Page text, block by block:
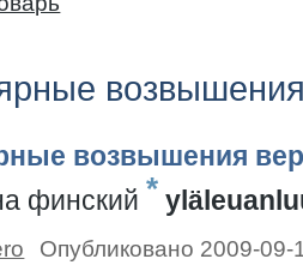
возвышения
финский *
Опубликовано 2009-09-